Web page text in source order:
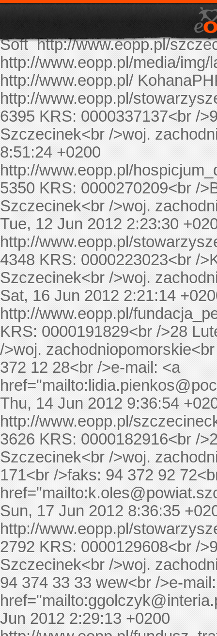
eopp.pl to internetowa baza
Znajdują się w niej OPP z
Soft http://www.eopp.pl/
http://www.eopp.pl/media/
http://www.eopp.pl/
http://www.eopp.pl/
6395 KRS: 0000337137<br /
Szczecinek<br />woj.
8:51:24 +0200
http://www.eopp.pl/
5350 KRS: 0000270209<br /
Szczecinek<br />woj.
Tue, 12 Jun 2012 2:23:30
http://www.eopp.pl/
4348 KRS: 0000223023<br /
Szczecinek<br />woj.
Sat, 16 Jun 2012 2:21:14
http://www.eopp.pl/
KRS: 0000191829<br />28
/>woj.
372 12 28<br />e-mail: <a
href="mailto:
Thu, 14 Jun 2012 9:36:54
http://www.eopp.pl/
3626 KRS: 0000182916<br /
Szczecinek<br />woj.
171<br />faks: 94 372 92
href="mailto:
Sun, 17 Jun 2012 8:36:35
http://www.eopp.pl/
2792 KRS: 0000129608<br /
Szczecinek<br />woj.
94 374 33 33 wew<br />e-
href="mailto:
Jun 2012 2:29:13 +0200